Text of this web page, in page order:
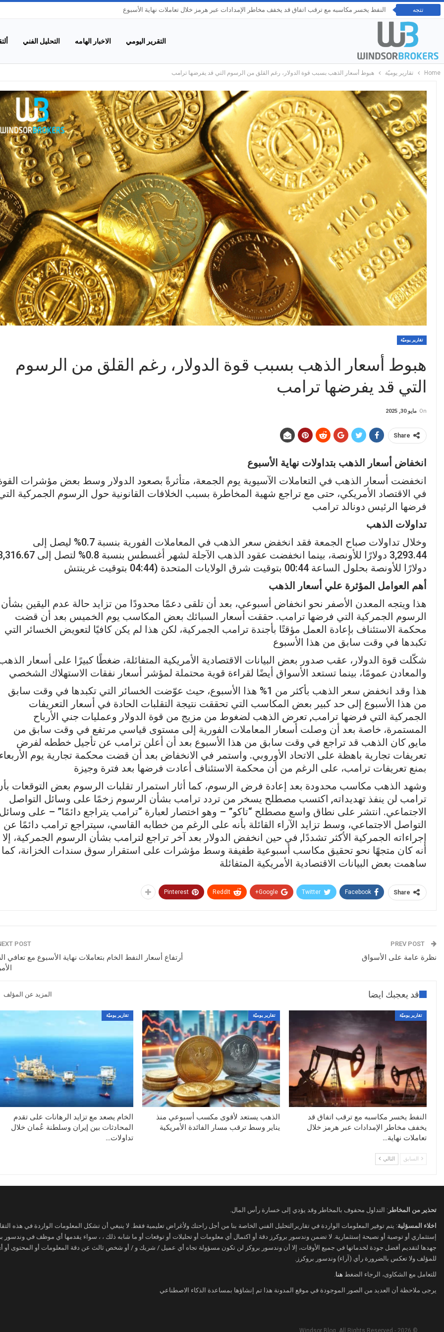
تتجه النفط يخسر مكاسبه مع ترقب اتفاق قد يخفف مخاطر الإمدادات عبر هرمز خلال تعاملات نهاية الأسبوع
التقرير اليومي الاخبار الهامه التحليل الفني
Home تقارير يوميّة هبوط أسعار الذهب بسبب قوة الدولار، رغم القلق من الرسوم التي قد يفرضها ترامب
تقارير يوميّة
هبوط أسعار الذهب بسبب قوة الدولار، رغم القلق من الرسوم
التي قد يفرضها ترامب
On مايو 30, 2025
Share
انخفاض أسعار الذهب بتداولات نهاية الأسبوع
انخفضت أسعار الذهب في التعاملات الآسيوية يوم الجمعة، متأثرةً بصعود الدولار وسط بعض مؤشرات
في الاقتصاد الأمريكي، حتى مع تراجع شهية المخاطرة بسبب الخلافات القانونية حول الرسوم الجمركية
فرضها الرئيس دونالد ترامب
تداولات الذهب
وخلال تداولات صباح الجمعة فقد انخفض سعر الذهب في المعاملات الفورية بنسبة 0.7% ليصل إلى
3,293.44 دولارًا للأونصة، بينما انخفضت عقود الذهب الآجلة لشهر أغسطس بنسبة 0.8% لتصل
دولارًا للأونصة بحلول الساعة 00:44 بتوقيت شرق الولايات المتحدة (04:44 بتوقيت غرينتش
أهم العوامل المؤثرة علي أسعار الذهب
هذا ويتجه المعدن الأصفر نحو انخفاض أسبوعي، بعد أن تلقى دعمًا محدودًا من تزايد حالة عدم اليقين بشأن
الرسوم الجمركية التي فرضها ترامب. حققت أسعار السبائك بعض المكاسب يوم الخميس بعد أن قضت
محكمة الاستئناف بإعادة العمل مؤقتًا بأجندة ترامب الجمركية، لكن هذا لم يكن كافيًا لتعويض الخسائر التي
تكبدها في وقت سابق من هذا الأسبوع
شكّلت قوة الدولار، عقب صدور بعض البيانات الاقتصادية الأمريكية المتفائلة، ضغطًا كبيرًا على أسعار
والمعادن عمومًا، بينما تستعد الأسواق أيضًا لقراءة قوية محتملة لمؤشر أسعار نفقات الاستهلاك الشخصي
هذا وقد انخفض سعر الذهب بأكثر من 1% هذا الأسبوع، حيث عوّضت الخسائر التي تكبدها في وقت سابق
من هذا الأسبوع إلى حد كبير بعض المكاسب التي تحققت نتيجة التقلبات الحادة في أسعار التعريفات
الجمركية التي فرضها ترامب, تعرض الذهب لضغوط من مزيج من قوة الدولار وعمليات جني الأرباح
المستمرة، خاصة بعد أن وصلت أسعار المعاملات الفورية إلى مستوى قياسي مرتفع في وقت سابق من
مايو, كان الذهب قد تراجع في وقت سابق من هذا الأسبوع بعد أن أعلن ترامب عن تأجيل خططه لفرض
تعريفات تجارية باهظة على الاتحاد الأوروبي. واستمر في الانخفاض بعد أن قضت محكمة تجارية يوم الأربعاء
بمنع تعريفات ترامب، على الرغم من أن محكمة الاستئناف أعادت فرضها بعد فترة وجيزة
وشهد الذهب مكاسب محدودة بعد إعادة فرض الرسوم، كما أثار استمرار تقلبات الرسوم بعض التوقعات
ترامب لن ينفذ تهديداته, اكتسب مصطلح يسخر من تردد ترامب بشأن الرسوم زخمًا على وسائل التواصل
الاجتماعي. انتشر على نطاق واسع مصطلح “تاكو” – وهو اختصار لعبارة “ترامب يتراجع دائمًا” – على وسائل
التواصل الاجتماعي، وسط تزايد الآراء القائلة بأنه على الرغم من خطابه القاسي، سيتراجع ترامب دائمًا عن
إجراءاته الجمركية الأكثر تشددًا, في حين انخفض الدولار بعد آخر تراجع لترامب بشأن الرسوم الجمركية، إلا
أنه كان متجهًا نحو تحقيق مكاسب أسبوعية طفيفة وسط مؤشرات على استقرار سوق سندات الخزانة، كما
ساهمت بعض البيانات الاقتصادية الأمريكية المتفائلة
Share
Facebook
Twitter
Google+
ReddIt
Pinterest
نظرة عامة على الأسواق
POST
أرتفاع أسعار النفط الخام بتعاملات نهاية الأسبوع مع تعافي
قد يعجبك ايضا المزيد عن المؤلف
تقارير يوميّة
النفط يخسر مكاسبه مع ترقب اتفاق قد
يخفف مخاطر الإمدادات عبر هرمز خلال
تعاملات نهاية…
تقارير يوميّة
الذهب يستعد لأقوى مكسب أسبوعي منذ
يناير وسط ترقب مسار الفائدة الأمريكية
تقارير يوميّة
الخام يصعد مع تزايد الرهانات على تقدم
المحادثات بين إيران وسلطنة عُمان خلال
تداولات…
السابق التالي
تحذير من المخاطر : التداول محفوف بالمخاطر وقد يؤدي إلى خسارة رأس المال.
اخلاء المسؤلية: يتم توفير المعلومات الواردة في تقاريرالتحليل الفني الخاصة بنا من أجل راحتك ولأغراض تعليمية فقط. لا ينبغي أن تشكل المعلومات الواردة في هذه
إستثماري أو توصية أو نصيحة إستثمارية. لا تضمن وندسور بروكرز دقة أو اكتمال أي معلومات أو تحليلات أو توقعات أو ما شابه ذلك ، ، سواء يقدمها أي موظف في
جهدها لتقديم أفضل جودة لخدماتها في جميع الأوقات، إلا أن وندسور بروكز لن تكون مسؤولة تجاه أي عميل / شريك و / أو شخص ثالث عن دقة المعلومات أو المحتوى أو
للمؤلف ولا تعكس بالضرورة رأي (آراء) وندسور بروكرز.
للتعامل مع الشكاوى، الرجاء الضغط هنا.
يرجى ملاحظة أن العديد من الصور الموجودة في موقع المدونة هذا تم إنشاؤها بمساعدة الذكاء الاصطناعي